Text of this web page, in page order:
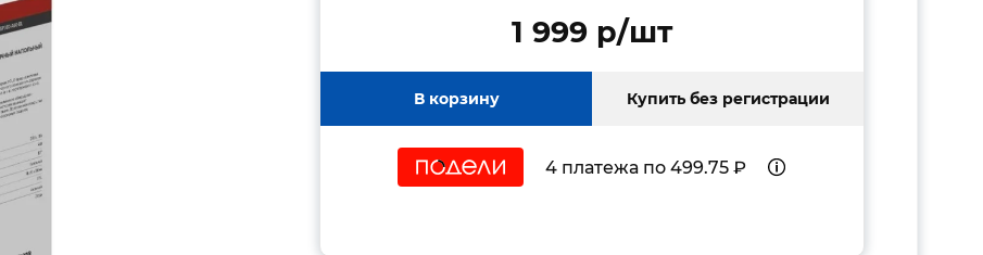
1 999 p/шт
В корзину Купить без регистрации
4 платежа по 499.75 ₽